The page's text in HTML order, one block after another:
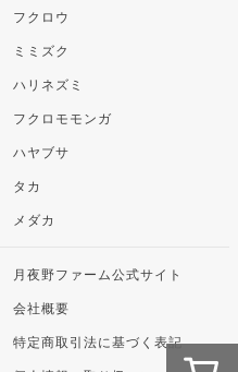
フクロウ
ミミズク
ハリネズミ
フクロモモンガ
ハヤブサ
タカ
メダカ
月夜野ファーム公式サイト
会社概要
特定商取引法に基づく表記